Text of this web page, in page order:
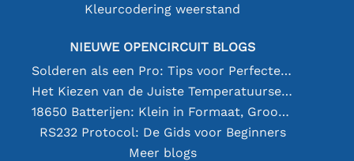
Kleurcodering weerstand
NIEUWE OPENCIRCUIT BLOGS
Solderen als een Pro: Tips voor Perfecte Elektronische Verbindingen
Het Kiezen van de Juiste Temperatuursensor [youtube]
18650 Batterijen: Klein in Formaat, Groot in Prestatie
RS232 Protocol: De Gids voor Beginners
Meer blogs